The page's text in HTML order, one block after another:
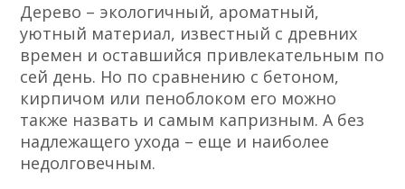
Дерево – экологичный, ароматный,
уютный материал, известный с древних
времен и оставшийся привлекательным по
сей день. Но по сравнению с бетоном,
кирпичом или пеноблоком его можно
также назвать и самым капризным. А без
надлежащего ухода – еще и наиболее
недолговечным.